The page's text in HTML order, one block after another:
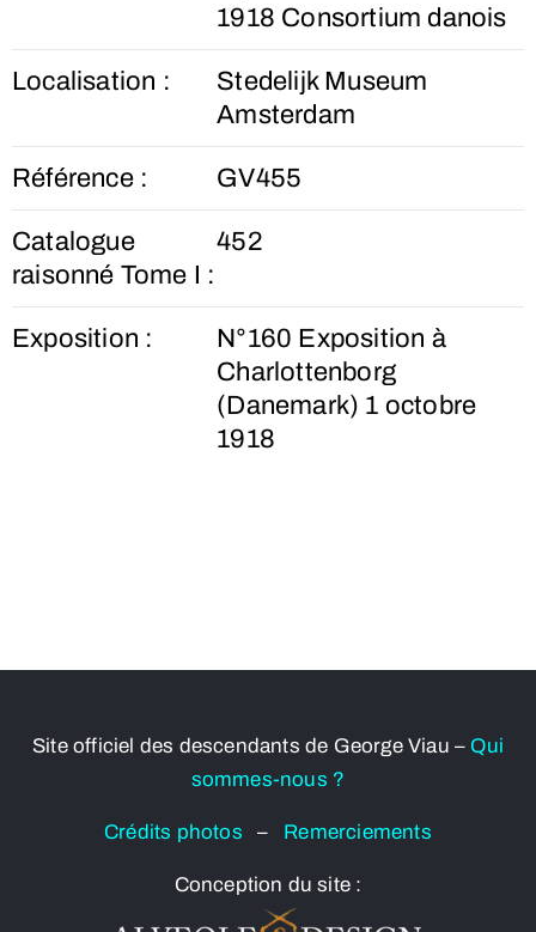
1918 Consortium danois
Localisation :
Stedelijk Museum
Amsterdam
Référence : GV455
Catalogue
raisonné Tome I :
452
Exposition :
N°160 Exposition à
Charlottenborg
(Danemark) 1 octobre
1918
Site officiel des descendants de George Viau – Qui
sommes-nous ?
Crédits photos– Remerciements
Conception du site :